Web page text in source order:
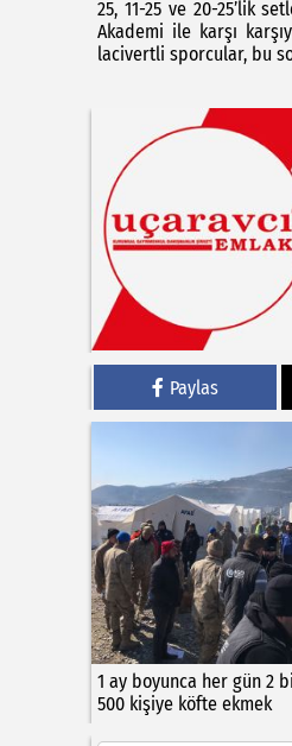
25, 11-25 ve 20-25’lik
Akademi ile karşı
lacivertli sporcular, bu
Paylas
1 ay boyunca her gün 2
500 kişiye köfte ekmek